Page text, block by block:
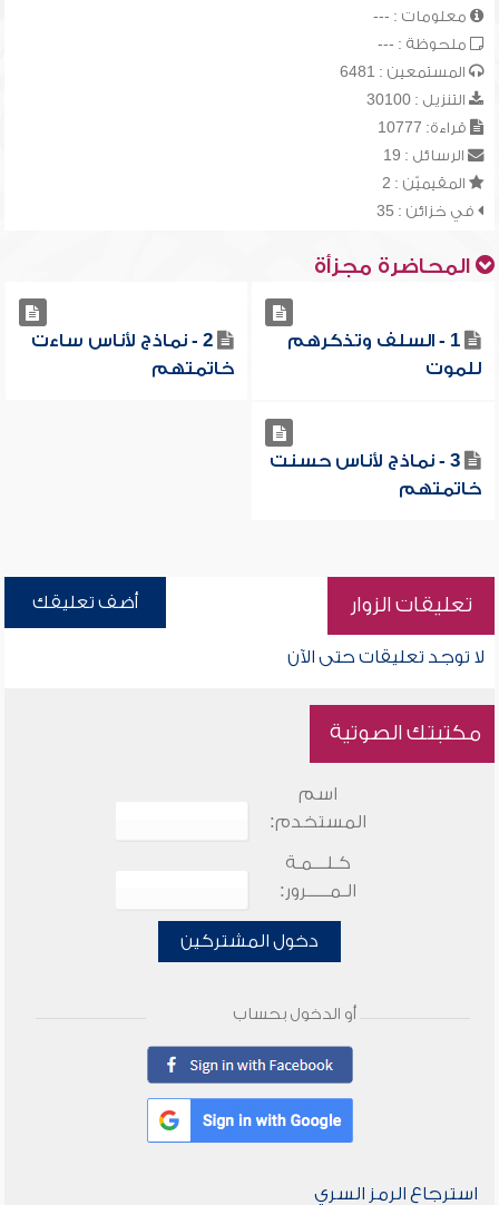
معلومات : ---
ملحوظة : ---
المستمعين : 6481
التنزيل : 30100
قراءة: 10777
الرسائل : 19
المقيميّن : 2
في خزائن : 35
المحاضرة مجزأة
1 - السلف وتذكرهم
للموت
2 - نماذج لأناس ساءت
خاتمتهم
3 - نماذج لأناس حسنت
خاتمتهم
تعليقات الزوار أضف تعليقك
لا توجد تعليقات حتى الآن
مكتبتك الصوتية
اسم
المستخدم:
كـلـــمـة
الـمـــــرور:
دخول المشتركين
أو الدخول بحساب
استرجاع الرمز السري